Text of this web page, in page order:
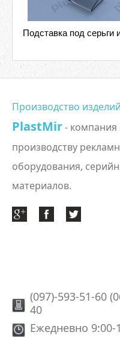
Подставка под серьги
Производство
PlastMir- компания
производству
оборудования,
материалов.
(097)-593-51-60
40
Ежедневно 9:00-